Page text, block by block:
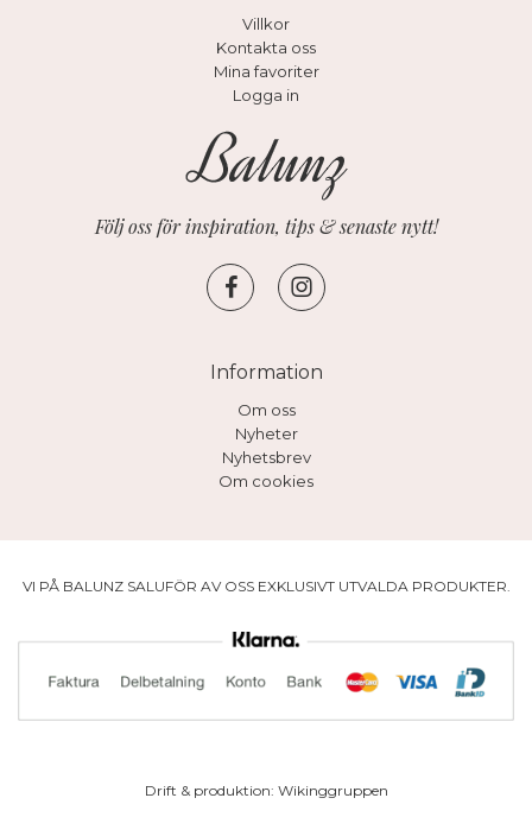
Villkor
Kontakta oss
Mina favoriter
Logga in
Följ oss för inspiration, tips & senaste nytt!
Information
Om oss
Nyheter
Nyhetsbrev
Om cookies
VI PÅ BALUNZ SALUFÖR AV OSS EXKLUSIVT UTVALDA PRODUKTER.
Drift & produktion: Wikinggruppen